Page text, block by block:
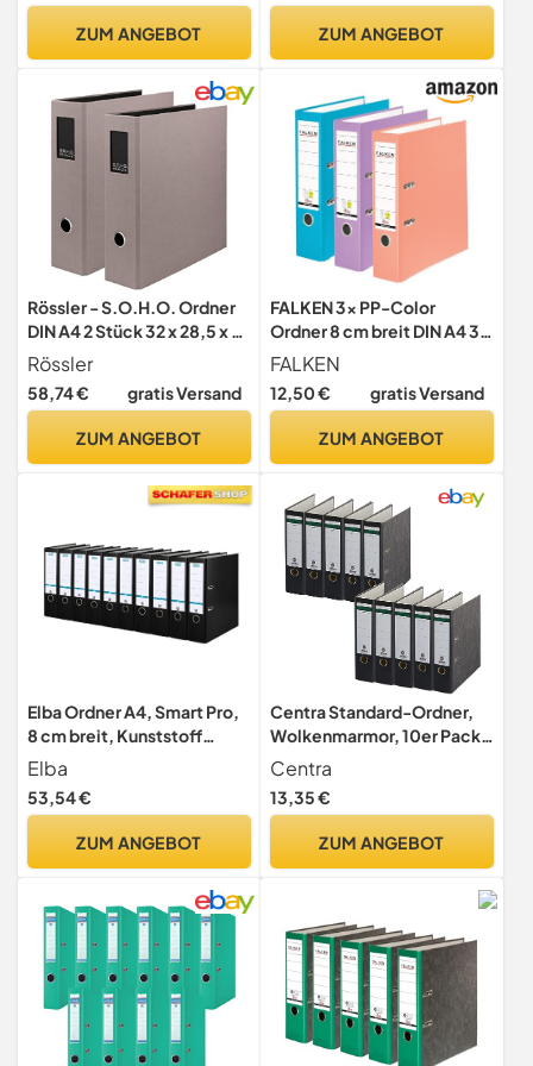
Plastik-Ordner, Urban Chic
ZUM ANGEBOT
Trennblätter
ZUM ANGEBOT
Rössler - S.O.H.O. Ordner
DIN A4 2 Stück 32 x 28,5 x 8
cm Schwarz
Rössler
58,74 € gratis Versand
ZUM ANGEBOT
FALKEN 3x PP-Color
Ordner 8 cm breit DIN A4 3
Pastellfarben sortiert
FALKEN
12,50 € gratis Versand
ZUM ANGEBOT
Elba Ordner A4, Smart Pro,
8 cm breit, Kunststoff
außen, schwarz, 10 Stück
Elba
53,54 €
ZUM ANGEBOT
Centra Standard-Ordner,
Wolkenmarmor, 10er Pack,
Recycling, Blauer Engel,
LGA Zertifikat, A4, 8 cm
breit, bis zu 600 Blatt (80
Griffloch, schwarz, 628576
Centra
13,35 €
ZUM ANGEBOT